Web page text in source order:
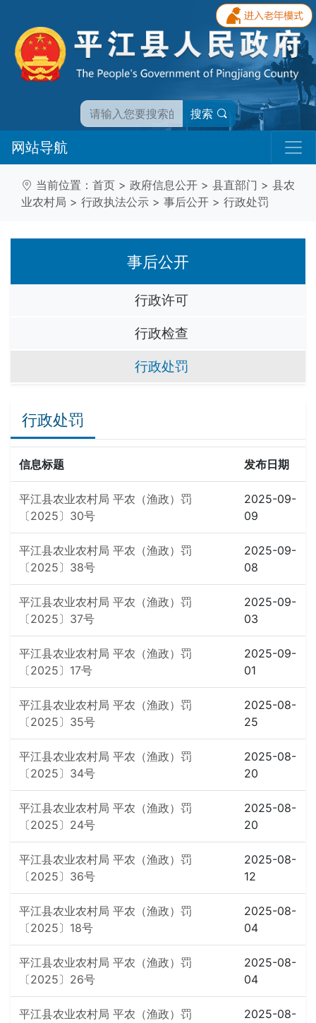
搜索
网站导航
当前位置： 首页 > 政府信息公开 > 县直部门 > 县农
业农村局 > 行政执法公示 > 事后公开 > 行政处罚
事后公开
行政许可
行政检查
行政处罚
行政处罚
信息标题 发布日期
平江县农业农村局 平农（渔政）罚
〔2025〕30号
2025-09-
09
平江县农业农村局 平农（渔政）罚
〔2025〕38号
2025-09-
08
平江县农业农村局 平农（渔政）罚
〔2025〕37号
2025-09-
03
平江县农业农村局 平农（渔政）罚
〔2025〕17号
2025-09-
01
平江县农业农村局 平农（渔政）罚
〔2025〕35号
2025-08-
25
平江县农业农村局 平农（渔政）罚
〔2025〕34号
2025-08-
20
平江县农业农村局 平农（渔政）罚
〔2025〕24号
2025-08-
20
平江县农业农村局 平农（渔政）罚
〔2025〕36号
2025-08-
12
平江县农业农村局 平农（渔政）罚
〔2025〕18号
2025-08-
04
平江县农业农村局 平农（渔政）罚
〔2025〕26号
2025-08-
04
平江县农业农村局 平农（渔政）罚
2025-08-